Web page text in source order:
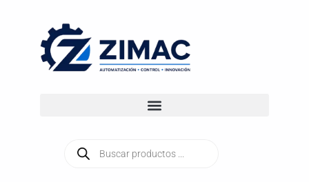
contenido
productos